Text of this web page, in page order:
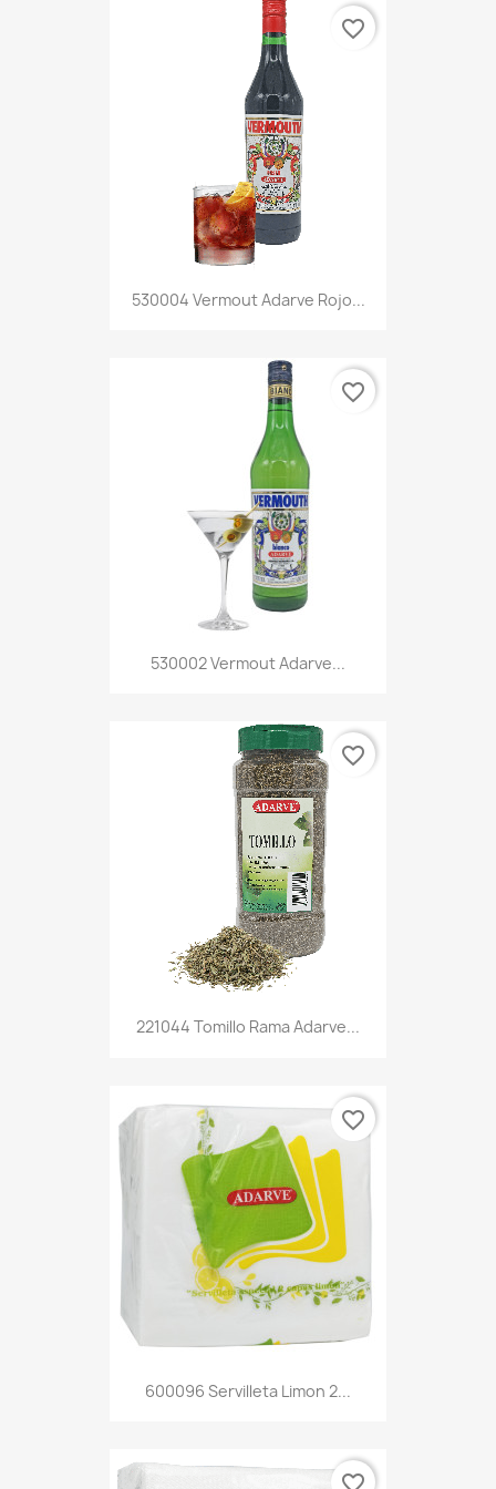
530004 Vermout Adarve Rojo...
favorite_border
530002 Vermout Adarve...
favorite_border
221044 Tomillo Rama Adarve...
favorite_border
600096 Servilleta Limon 2...
favorite_border
favorite_border